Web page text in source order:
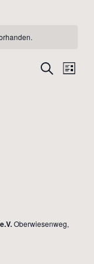
Suche
Liste
Oberwiesenweg,